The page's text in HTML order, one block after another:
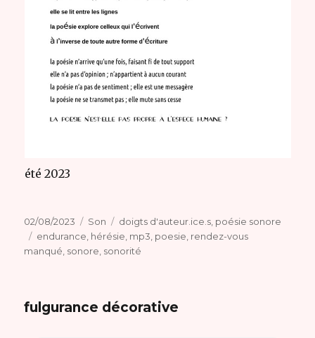
été 2023
Publié
le
02/08/2023 Format
Son Catégories
doigts d'auteur.ice.s poésie sonore
Étiquettes
endurance hérésie mp3 poesie rendez-vous
manqué sonore sonorité
fulgurance décorative